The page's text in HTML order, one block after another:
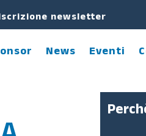
newsletter
News Eventi